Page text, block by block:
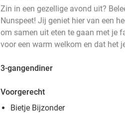
Zin in een gezellige avond uit?
Nunspeet! Jij geniet hier van een
om samen uit eten te gaan met je
voor een warm welkom en dat het
3-gangendiner
Voorgerecht
Bietje Bijzonder